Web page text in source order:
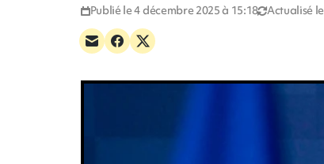
Publié le 4 décembre 2025 à 15:18 Actualisé